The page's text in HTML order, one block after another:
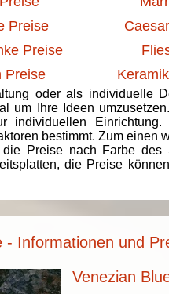
Preise
Preise
Preise
oder als individuelle
um Ihre Ideen
individuellen
bestimmt. Zum einen
Preise nach Farbe des
die Preise
- Informationen und
Venezian